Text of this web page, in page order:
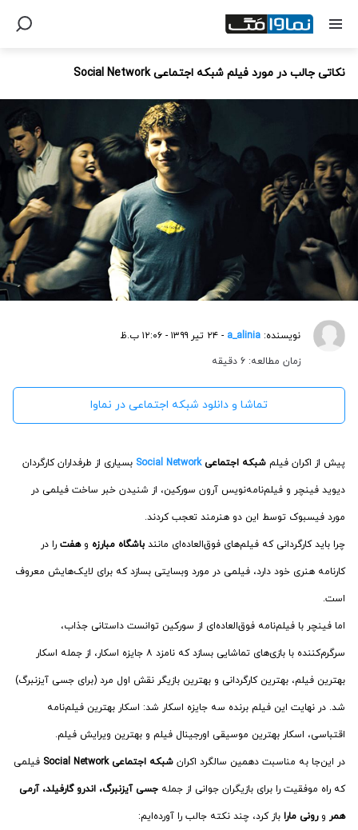
نکاتی جالب در مورد فیلم شبکه اجتماعی Social Network
نویسنده: a_alinia - ۲۴ تیر ۱۳۹۹ - ۱۲:۰۶ ب.ظ
زمان مطالعه: 6 دقیقه
تماشا و دانلود شبکه اجتماعی در نماوا
پیش از اکران فیلم شبکه اجتماعیSocial Network بسیاری از طرفداران کارگردان
دیوید فینچر و فیلم‌نامه‌نویس آرون سورکین، از شنیدن خبر ساخت فیلمی در
مورد فیسبوک توسط این دو هنرمند تعجب کردند.
چرا باید کارگردانی که فیلم‌های فوق‌العاده‌ای مانند باشگاه مبارزه وهفت را در
کارنامه هنری خود دارد، فیلمی در مورد وبسایتی بسازد که برای لایک‌هایش معروف
است.
اما فینچر با فیلم‌نامه فوق‌العاده‌ای از سورکین توانست داستانی جذاب،
سرگرم‌کننده با بازی‌های تماشایی بسازد که نامزد ۸ جایزه اسکار، از جمله اسکار
بهترین فیلم، بهترین کارگردانی و بهترین بازیگر نقش اول مرد (برای جسی آیزنبرگ)
شد. در نهایت این فیلم برنده سه جایزه اسکار شد: اسکار بهترین فیلم‌نامه
اقتباسی، اسکار بهترین موسیقی اورجینال فیلم و بهترین ویرایش فیلم.
در این‌جا به مناسبت دهمین سالگرد اکران شبکه اجتماعی Social Network فیلمی
که راه موفقیت را برای بازیگران جوانی از جمله جسی آیزنبرگ، اندرو گارفیلد، آرمی
همر ورونی مارا باز کرد، چند نکته جالب را آورده‌ایم: